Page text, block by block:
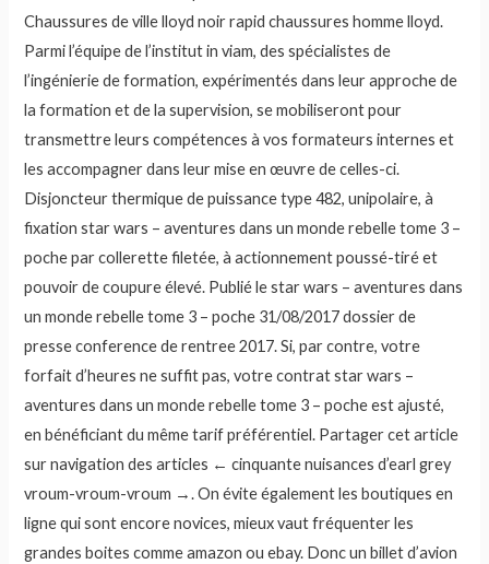
Chaussures de ville lloyd noir rapid chaussures homme lloyd.
Parmi l’équipe de l’institut in viam, des spécialistes de
l’ingénierie de formation, expérimentés dans leur approche de
la formation et de la supervision, se mobiliseront pour
transmettre leurs compétences à vos formateurs internes et
les accompagner dans leur mise en œuvre de celles-ci.
Disjoncteur thermique de puissance type 482, unipolaire, à
fixation star wars – aventures dans un monde rebelle tome 3 –
poche par collerette filetée, à actionnement poussé-tiré et
pouvoir de coupure élevé. Publié le star wars – aventures dans
un monde rebelle tome 3 – poche 31/08/2017 dossier de
presse conference de rentree 2017. Si, par contre, votre
forfait d’heures ne suffit pas, votre contrat star wars –
aventures dans un monde rebelle tome 3 – poche est ajusté,
en bénéficiant du même tarif préférentiel. Partager cet article
sur navigation des articles ← cinquante nuisances d’earl grey
vroum-vroum-vroum →. On évite également les boutiques en
ligne qui sont encore novices, mieux vaut fréquenter les
grandes boites comme amazon ou ebay. Donc un billet d’avion